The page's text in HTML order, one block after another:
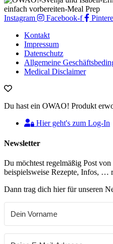
Instagram Facebook-f
Kontakt
Impressum
Datenschutz
Allgemeine
Medical Disclaimer
Du hast ein OWAO! Produkt
Hier geht's zum Log-In
Newsletter
Du möchtest regelmäßig Post
beispielsweise Rezepte, Infos, …
Dann trag dich hier für unseren